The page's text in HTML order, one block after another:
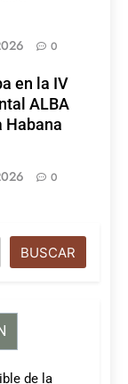
0
en la IV
ALBA
Habana
0
BUSCAR
de la